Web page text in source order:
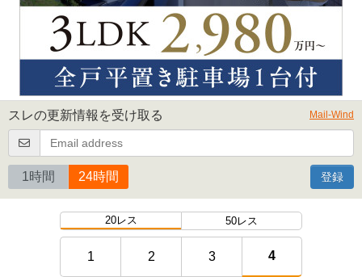
スレの更新情報を受け取る Mail-Wind
1時間 24時間 登録
20レス 50レス
1 2 3 4